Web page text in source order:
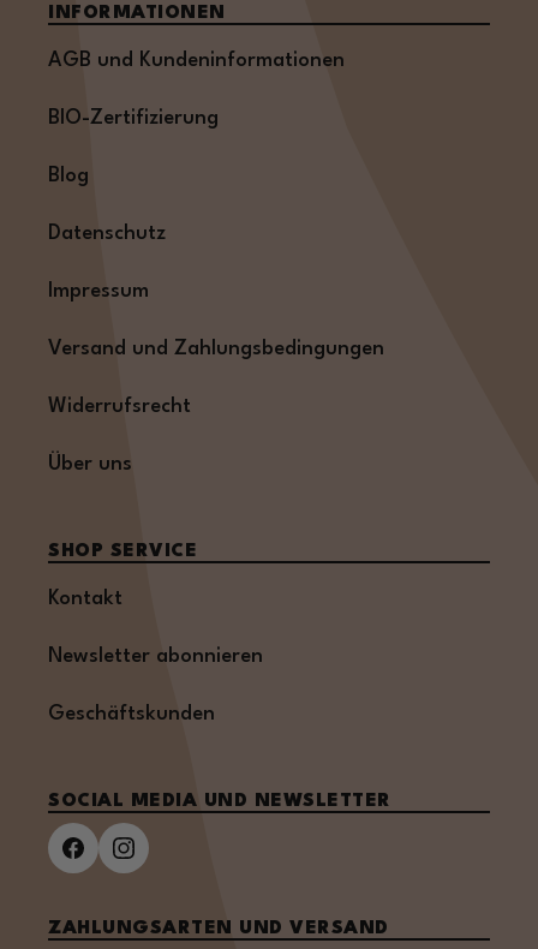
INFORMATIONEN
AGB und Kundeninformationen
BIO-Zertifizierung
Blog
Datenschutz
Impressum
Versand und Zahlungsbedingungen
Widerrufsrecht
Über uns
SHOP SERVICE
Kontakt
Newsletter abonnieren
Geschäftskunden
SOCIAL MEDIA UND NEWSLETTER
ZAHLUNGSARTEN UND VERSAND